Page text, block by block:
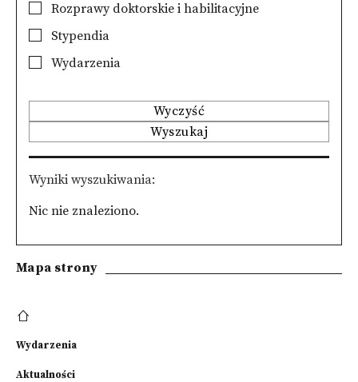
Rozprawy doktorskie i habilitacyjne
Stypendia
Wydarzenia
Wyczyść
Wyszukaj
Wyniki wyszukiwania
Nic nie znaleziono.
Mapa strony
Wydarzenia
Aktualności